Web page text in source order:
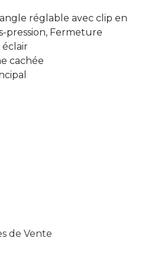
réglable avec clip en
pression, Fermeture
cachée
de Vente